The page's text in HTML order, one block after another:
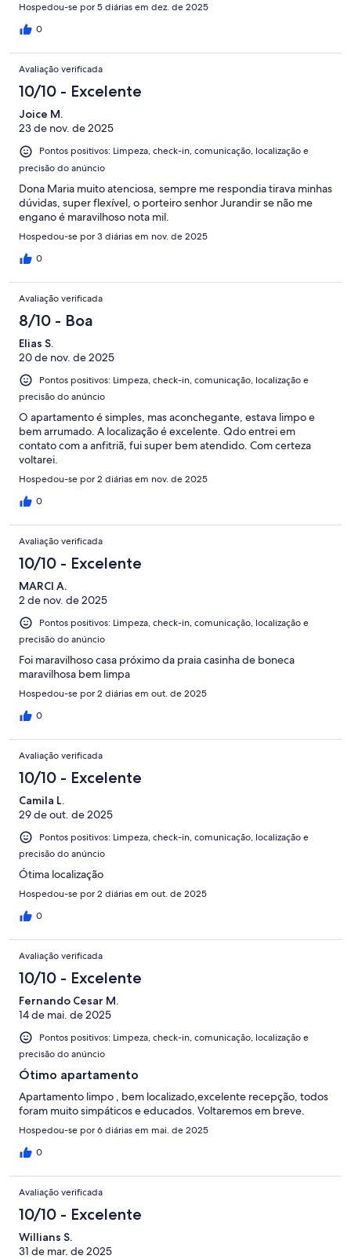
Hospedou-se por 5 diárias em dez. de 2025
0
Avaliação verificada
10/10 - Excelente
Joice M.
23 de nov. de 2025
Pontos positivos: Limpeza, check-in, comunicação, localização e
precisão do anúncio
Dona Maria muito atenciosa, sempre me respondia tirava minhas
dúvidas, super flexível, o porteiro senhor Jurandir se não me
engano é maravilhoso nota mil.
Hospedou-se por 3 diárias em nov. de 2025
0
Avaliação verificada
8/10 - Boa
Elias S.
20 de nov. de 2025
Pontos positivos: Limpeza, check-in, comunicação, localização e
precisão do anúncio
O apartamento é simples, mas aconchegante, estava limpo e
bem arrumado. A localização é excelente. Qdo entrei em
contato com a anfitriã, fui super bem atendido. Com certeza
voltarei.
Hospedou-se por 2 diárias em nov. de 2025
0
Avaliação verificada
10/10 - Excelente
MARCI A.
2 de nov. de 2025
Pontos positivos: Limpeza, check-in, comunicação, localização e
precisão do anúncio
Foi maravilhoso casa próximo da praia casinha de boneca
maravilhosa bem limpa
Hospedou-se por 2 diárias em out. de 2025
0
Avaliação verificada
10/10 - Excelente
Camila L.
29 de out. de 2025
Pontos positivos: Limpeza, check-in, comunicação, localização e
precisão do anúncio
Ótima localização
Hospedou-se por 2 diárias em out. de 2025
0
Avaliação verificada
10/10 - Excelente
Fernando Cesar M.
14 de mai. de 2025
Pontos positivos: Limpeza, check-in, comunicação, localização e
precisão do anúncio
Ótimo apartamento
Apartamento limpo , bem localizado,excelente recepção, todos
foram muito simpáticos e educados. Voltaremos em breve.
Hospedou-se por 6 diárias em mai. de 2025
0
Avaliação verificada
10/10 - Excelente
Willians S.
31 de mar. de 2025